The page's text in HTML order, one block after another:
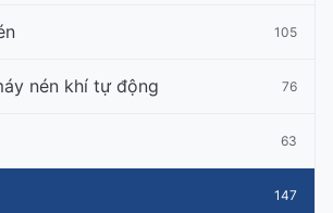
105
nén khí tự động 76
63
147